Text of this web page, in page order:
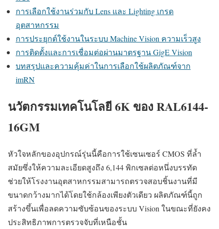
การเลือกใช้งานร่วมกับ Lens และ Lighting เกรด
อุตสาหกรรม
การประยุกต์ใช้งานในระบบ Machine Vision ความเร็วสูง
การติดตั้งและการเชื่อมต่อผ่านมาตรฐาน GigE Vision
บทสรุปและความคุ้มค่าในการเลือกใช้ผลิตภัณฑ์จาก
imRN
นวัตกรรมเทคโนโลยี 6K ของ RAL6144-
16GM
หัวใจหลักของอุปกรณ์รุ่นนี้คือการใช้เซนเซอร์ CMOS ที่ล้ำ
สมัยซึ่งให้ความละเอียดสูงถึง 6,144 พิกเซลต่อหนึ่งบรรทัด
ช่วยให้โรงงานอุตสาหกรรมสามารถตรวจสอบชิ้นงานที่มี
ขนาดกว้างมากได้โดยใช้กล้องเพียงตัวเดียว ผลิตภัณฑ์นี้ถูก
สร้างขึ้นเพื่อลดความซับซ้อนของระบบ Vision ในขณะที่ยังคง
ประสิทธิภาพการตรวจจับที่เหนือชั้น